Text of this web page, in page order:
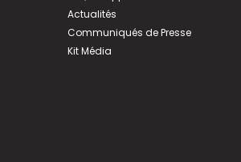
Actualités
Communiqués de Presse
Kit Média